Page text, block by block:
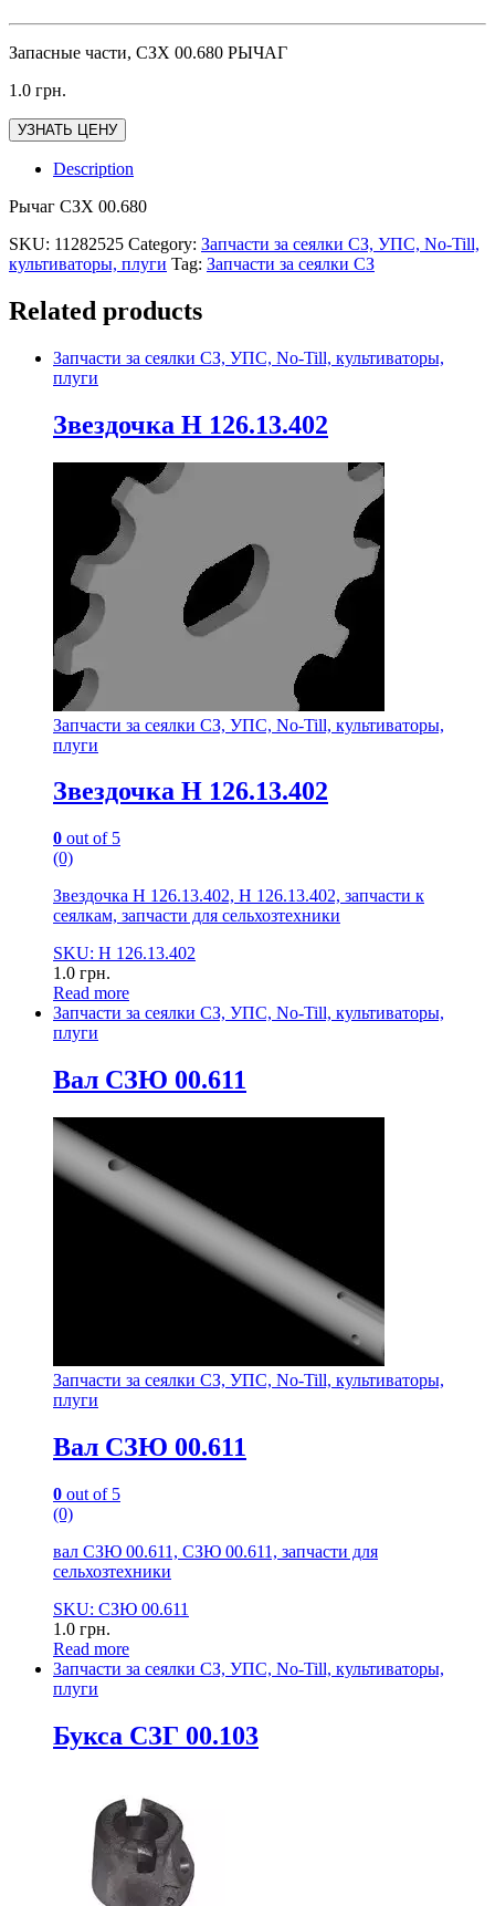
Запасные части, СЗХ 00.680 РЫЧАГ
1.0 грн.
УЗНАТЬ ЦЕНУ
Description
Рычаг СЗХ 00.680
SKU: 11282525 Category: Запчасти за сеялки СЗ, УПС, No-Till,
культиваторы, плуги Tag: Запчасти за сеялки СЗ
Related products
Запчасти за сеялки СЗ, УПС, No-Till, культиваторы,
плуги
Звездочка Н 126.13.402
Запчасти за сеялки СЗ, УПС, No-Till, культиваторы,
плуги
Звездочка Н 126.13.402
0 out of 5
(0)
Звездочка Н 126.13.402, Н 126.13.402, запчасти к
сеялкам, запчасти для сельхозтехники
SKU: Н 126.13.402
1.0 грн.
Read more
Запчасти за сеялки СЗ, УПС, No-Till, культиваторы,
плуги
Вал СЗЮ 00.611
Запчасти за сеялки СЗ, УПС, No-Till, культиваторы,
плуги
Вал СЗЮ 00.611
0 out of 5
(0)
вал СЗЮ 00.611, СЗЮ 00.611, запчасти для
сельхозтехники
SKU: СЗЮ 00.611
1.0 грн.
Read more
Запчасти за сеялки СЗ, УПС, No-Till, культиваторы,
плуги
Букса СЗГ 00.103